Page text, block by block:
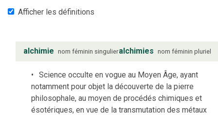
Afficher les définitions
alchimie nom féminin singulieralchimies nom féminin pluriel
Science occulte en vogue au Moyen Âge, ayant
notamment pour objet la découverte de la pierre
philosophale, au moyen de procédés chimiques et
ésotériques, en vue de la transmutation des métaux